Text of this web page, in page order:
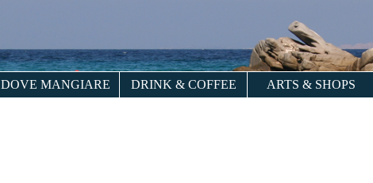
DOVE MANGIARE DRINK & COFFEE ARTS & SHOPS